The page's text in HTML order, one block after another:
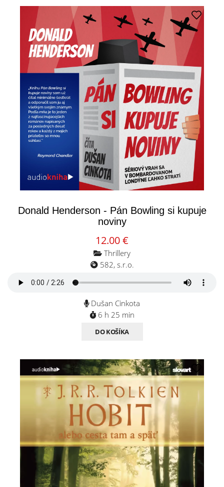
Donald Henderson - Pán Bowling si kupuje
noviny
12.00 €
Thrillery
582, s.r.o.
Dušan Cinkota
6 h 25 min
DO KOŠÍKA